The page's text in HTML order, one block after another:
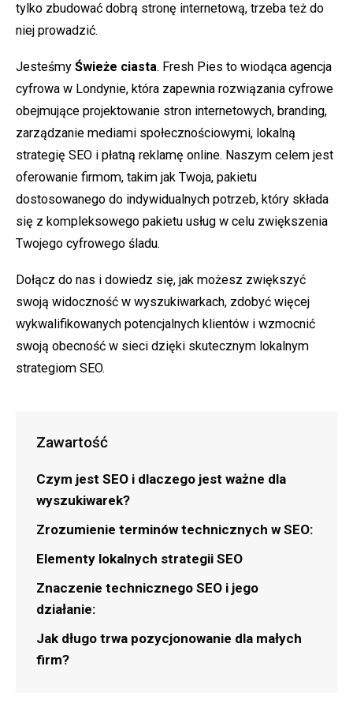
tylko zbudować dobrą stronę internetową, trzeba też do
niej prowadzić.
Jesteśmy Świeże ciasta. Fresh Pies to wiodąca agencja
cyfrowa w Londynie, która zapewnia rozwiązania cyfrowe
obejmujące projektowanie stron internetowych, branding,
zarządzanie mediami społecznościowymi, lokalną
strategię SEO i płatną reklamę online. Naszym celem jest
oferowanie firmom, takim jak Twoja, pakietu
dostosowanego do indywidualnych potrzeb, który składa
się z kompleksowego pakietu usług w celu zwiększenia
Twojego cyfrowego śladu.
Dołącz do nas i dowiedz się, jak możesz zwiększyć
swoją widoczność w wyszukiwarkach, zdobyć więcej
wykwalifikowanych potencjalnych klientów i wzmocnić
swoją obecność w sieci dzięki skutecznym lokalnym
strategiom SEO.
Zawartość
Czym jest SEO i dlaczego jest ważne dla
wyszukiwarek?
Zrozumienie terminów technicznych w SEO:
Elementy lokalnych strategii SEO
Znaczenie technicznego SEO i jego
działanie:
Jak długo trwa pozycjonowanie dla małych
firm?